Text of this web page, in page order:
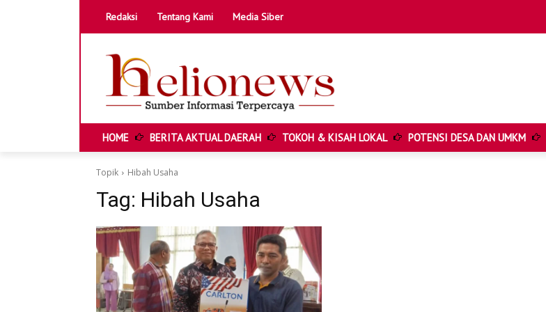
TOKOH & KISAH LOKAL
POTENSI DESA DAN UMKM
EDITORIAL & SUARA PUBLIK
HELIONEWS FEATURE
INFOGRAFIK & DATA DAERAH
Redaksi Tentang Kami Media Siber
HOME BERITA AKTUAL DAERAH TOKOH & KISAH LOKAL POTENSI DESA DAN UMKM
Topik Hibah Usaha
Tag: Hibah Usaha